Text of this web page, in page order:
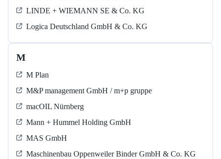
LINDE + WIEMANN SE & Co. KG
Logica Deutschland GmbH & Co. KG
M
M Plan
M&P management GmbH / m+p gruppe
macOIL Nürnberg
Mann + Hummel Holding GmbH
MAS GmbH
Maschinenbau Oppenweiler Binder GmbH & Co. KG